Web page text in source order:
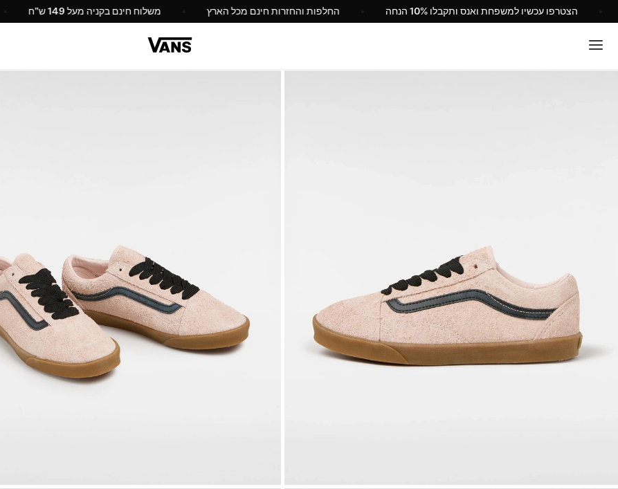
הצטרפו עכשיו למשפחת ואנס ותקבלו 10% הנחה החלפות והחזרות חינם מכל הארץ משלוח חינם בקניה מעל 149 ש"ח